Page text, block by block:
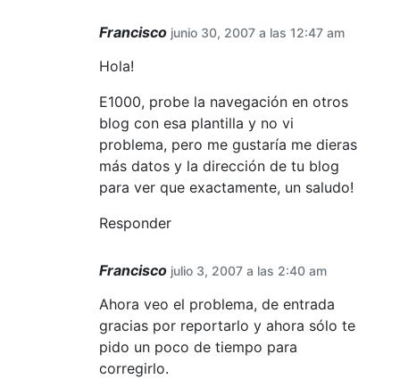
Francisco junio 30, 2007 a las 12:47 am
Hola!
E1000, probe la navegación en otros
blog con esa plantilla y no vi
problema, pero me gustaría me dieras
más datos y la dirección de tu blog
para ver que exactamente, un saludo!
Responder
Francisco julio 3, 2007 a las 2:40 am
Ahora veo el problema, de entrada
gracias por reportarlo y ahora sólo te
pido un poco de tiempo para
corregirlo.